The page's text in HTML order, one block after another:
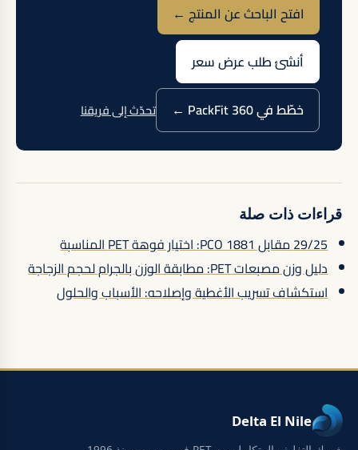
افتح الباحث عن المنتج ←
أنشئ طلب عرض سعر
خطّط في PackFit 360 ← تحدّث إلى فريقنا
قراءات ذات صلة
29/25 مقابل PCO 1881: اختيار فوهة PET المناسبة
دليل وزن مصبعات PET: مطابقة الوزن بالجرام لحجم الزجاجة
استكشاف تسريب الأغطية وإصلاحه: الأسباب والحلول
Delta El Nile